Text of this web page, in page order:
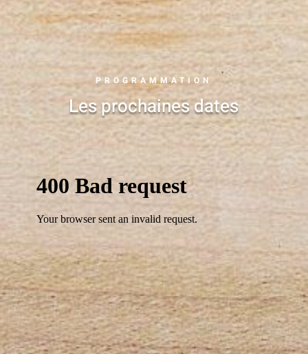
PROGRAMMATION
Les prochaines dates